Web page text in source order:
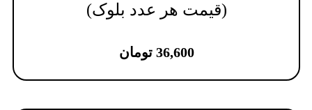
(قیمت هر عدد بلوک)
36,600 تومان